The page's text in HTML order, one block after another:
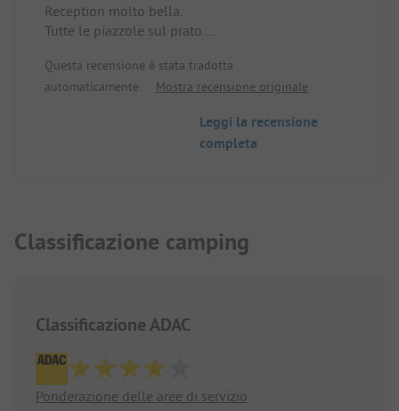
Reception molto bella.
Tutte le piazzole sul prato.
piccolo blocco di servizi igienici vicino al lago.
Sempre pulito!!! L'acqua è molto bassa e va bene
causa di un gruppo di giovani dell'ostello della
gioventù accanto. Ma alle 21:00 è tranquillo!
Questa recensione è stata tradotta
automaticamente.
Mostra recensione originale
Leggi la recensione
completa
Classificazione camping
Classificazione ADAC
Ponderazione delle aree di servizio